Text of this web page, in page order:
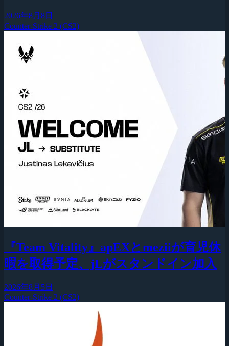
2026年8月8日
Counter-Strike 2 (CS2)
『Team Vitality』apEXとmeziiが育児休
暇を取得予定、jLがスタンドイン加入
2026年8月5日
Counter-Strike 2 (CS2)